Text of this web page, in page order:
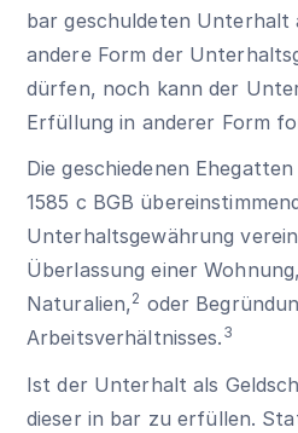
bar geschuldeten Unterhalt
andere Form der
dürfen, noch kann der
Erfüllung in anderer Form
Die geschiedenen
1585 c BGB
Unterhaltsgewährung
Überlassung einer Wohnung,
Naturalien,2 oder
Arbeitsverhältnisses. 3
Ist der Unterhalt als
dieser in bar zu erfüllen.